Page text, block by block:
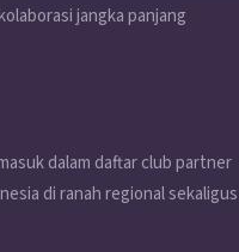
jangka panjang
dalam daftar club partner
di ranah regional sekaligus